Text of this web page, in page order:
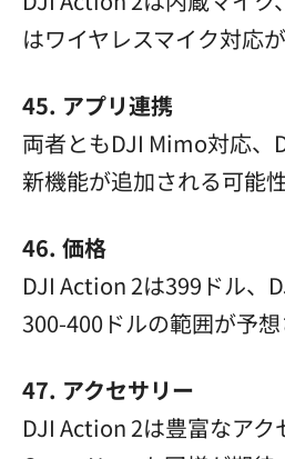
はワイヤレスマイク対応
45. アプリ連携
両者ともDJI Mimo対応、
新機能が追加される可能
46. 価格
DJI Action 2は399ドル、
300-400ドルの範囲が予想
47. アクセサリー
DJI Action 2は豊富なアク